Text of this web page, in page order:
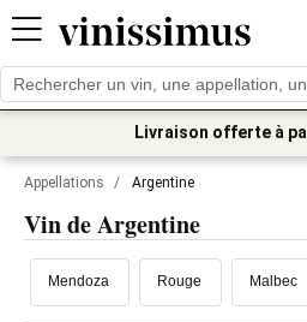
Livraison offerte à
Appellations / Argentine
Vin de Argentine
Mendoza Rouge Malbec